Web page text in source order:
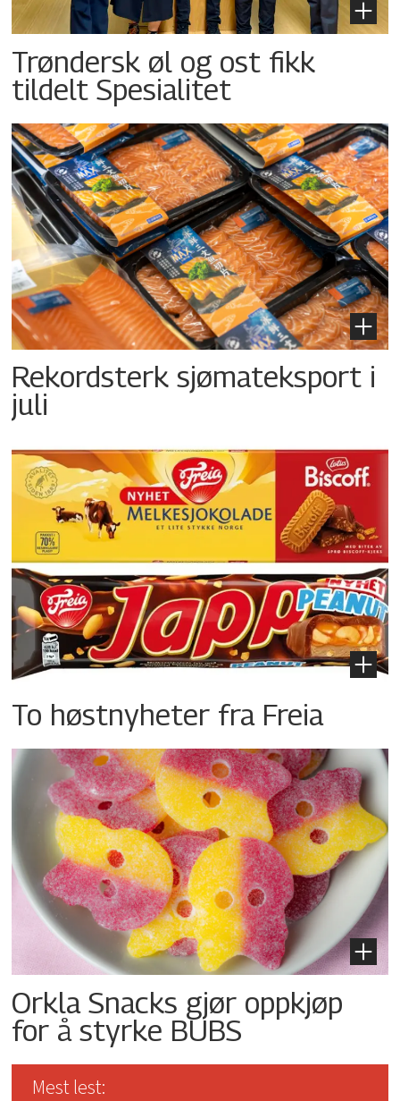
Trøndersk øl og ost fikk
tildelt Spesialitet
Rekordsterk sjømateksport i
juli
To høstnyheter fra Freia
Orkla Snacks gjør oppkjøp
for å styrke BUBS
Mest lest: